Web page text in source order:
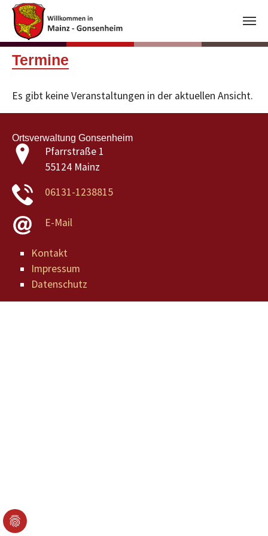
Skip to main content
Termine
Es gibt keine Veranstaltungen in der aktuellen Ansicht.
Ortsverwaltung Gonsenheim
Pfarrstraße 1
55124 Mainz
06131-1238815
E-Mail
Kontakt
Impressum
Datenschutz